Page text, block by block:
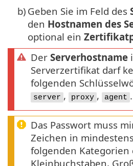
b) Geben Sie im Feld des
den Hostnamen des
optional ein
Der Serverhostname
Serverzertifikat darf
folgenden
server , proxy , agent .
Das Passwort muss
Zeichen in
folgenden
Kleinbuchstaben,